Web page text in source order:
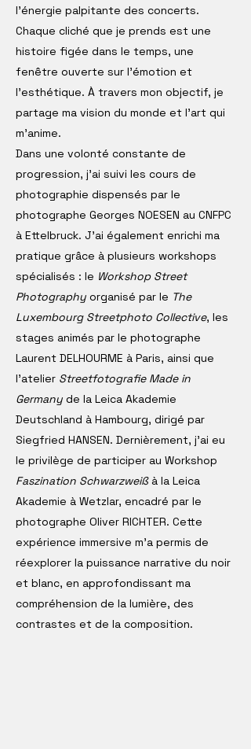
l'énergie palpitante des concerts.
Chaque cliché que je prends est une
histoire figée dans le temps, une
fenêtre ouverte sur l'émotion et
l'esthétique. À travers mon objectif, je
partage ma vision du monde et l'art qui
m'anime.
Dans une volonté constante de
progression, j’ai suivi les cours de
photographie dispensés par le
photographe Georges NOESEN au CNFPC
à Ettelbruck. J’ai également enrichi ma
pratique grâce à plusieurs workshops
spécialisés : le Workshop Street
Photography organisé par le The
Luxembourg Streetphoto Collective, les
stages animés par le photographe
Laurent DELHOURME à Paris, ainsi que
l’atelier Streetfotografie Made in
Germany de la Leica Akademie
Deutschland à Hambourg, dirigé par
Siegfried HANSEN. Dernièrement, j’ai eu
le privilège de participer au Workshop
Faszination Schwarzweißà la Leica
Akademie à Wetzlar, encadré par le
photographe Oliver RICHTER. Cette
expérience immersive m’a permis de
réexplorer la puissance narrative du noir
et blanc, en approfondissant ma
compréhension de la lumière, des
contrastes et de la composition.